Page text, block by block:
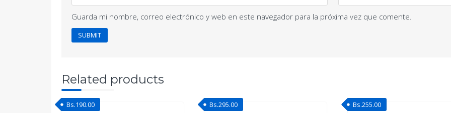
Guarda mi nombre, correo electrónico y web en este navegador para la próxima vez que comente.
Related products
Bs.190.00 Bs.295.00 Bs.255.00